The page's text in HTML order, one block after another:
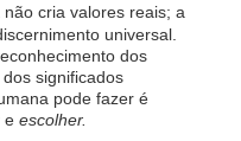
cria valores reais; a
universal.
dos
significados
pode fazer é
e escolher.